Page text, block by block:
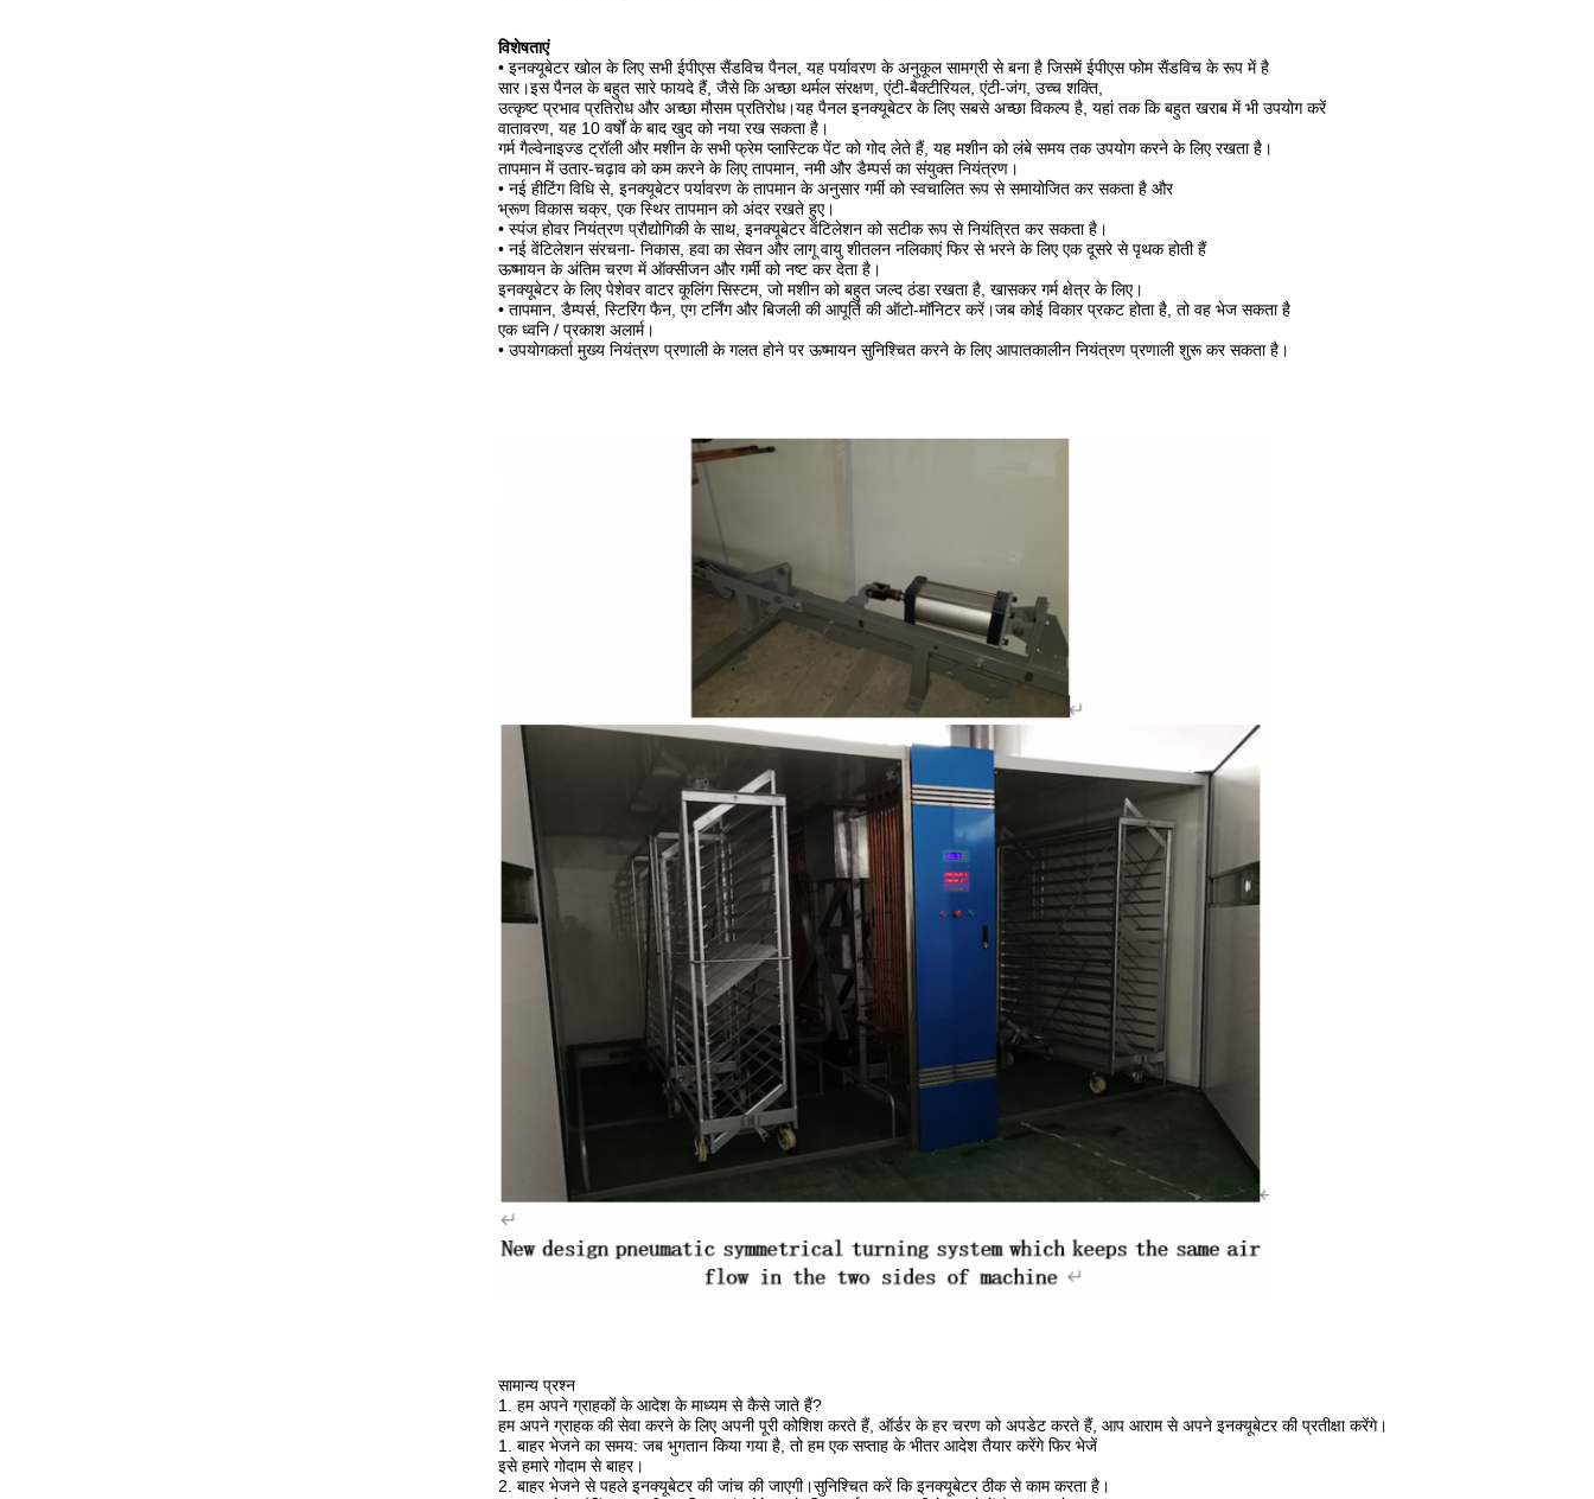
विशेषताएं
• इनक्यूबेटर खोल के लिए सभी ईपीएस सैंडविच पैनल, यह पर्यावरण के अनुकूल सामग्री से बना है जिसमें ईपीएस फोम सैंडविच के रूप में है
सार।इस पैनल के बहुत सारे फायदे हैं, जैसे कि अच्छा थर्मल संरक्षण, एंटी-बैक्टीरियल, एंटी-जंग, उच्च शक्ति,
उत्कृष्ट प्रभाव प्रतिरोध और अच्छा मौसम प्रतिरोध।यह पैनल इनक्यूबेटर के लिए सबसे अच्छा विकल्प है, यहां तक ​​कि बहुत खराब में भी उपयोग करें
वातावरण, यह 10 वर्षों के बाद खुद को नया रख सकता है।
गर्म गैल्वेनाइज्ड ट्रॉली और मशीन के सभी फ्रेम प्लास्टिक पेंट को गोद लेते हैं, यह मशीन को लंबे समय तक उपयोग करने के लिए रखता है।
तापमान में उतार-चढ़ाव को कम करने के लिए तापमान, नमी और डैम्पर्स का संयुक्त नियंत्रण।
• नई हीटिंग विधि से, इनक्यूबेटर पर्यावरण के तापमान के अनुसार गर्मी को स्वचालित रूप से समायोजित कर सकता है और
भ्रूण विकास चक्र, एक स्थिर तापमान को अंदर रखते हुए।
• स्पंज होवर नियंत्रण प्रौद्योगिकी के साथ, इनक्यूबेटर वेंटिलेशन को सटीक रूप से नियंत्रित कर सकता है।
• नई वेंटिलेशन संरचना- निकास, हवा का सेवन और लागू वायु शीतलन नलिकाएं फिर से भरने के लिए एक दूसरे से पृथक होती हैं
ऊष्मायन के अंतिम चरण में ऑक्सीजन और गर्मी को नष्ट कर देता है।
इनक्यूबेटर के लिए पेशेवर वाटर कूलिंग सिस्टम, जो मशीन को बहुत जल्द ठंडा रखता है, खासकर गर्म क्षेत्र के लिए।
• तापमान, डैम्पर्स, स्टिरिंग फैन, एग टर्निंग और बिजली की आपूर्ति की ऑटो-मॉनिटर करें।जब कोई विकार प्रकट होता है, तो वह भेज सकता है
एक ध्वनि / प्रकाश अलार्म।
• उपयोगकर्ता मुख्य नियंत्रण प्रणाली के गलत होने पर ऊष्मायन सुनिश्चित करने के लिए आपातकालीन नियंत्रण प्रणाली शुरू कर सकता है।
सामान्य प्रश्न
1. हम अपने ग्राहकों के आदेश के माध्यम से कैसे जाते हैं?
हम अपने ग्राहक की सेवा करने के लिए अपनी पूरी कोशिश करते हैं, ऑर्डर के हर चरण को अपडेट करते हैं, आप आराम से अपने इनक्यूबेटर की प्रतीक्षा करेंगे।
1. बाहर भेजने का समय: जब भुगतान किया गया है, तो हम एक सप्ताह के भीतर आदेश तैयार करेंगे फिर भेजें
इसे हमारे गोदाम से बाहर।
2. बाहर भेजने से पहले इनक्यूबेटर की जांच की जाएगी।सुनिश्चित करें कि इनक्यूबेटर ठीक से काम करता है।